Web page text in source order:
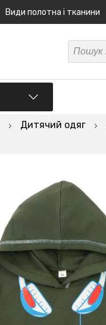
Види полотна і тканини
Дитячий одяг